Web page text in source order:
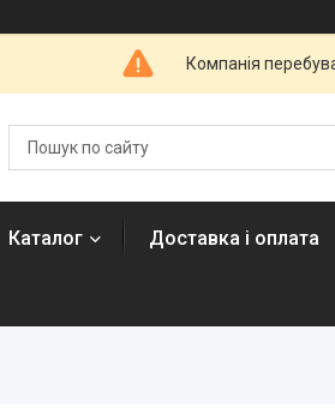
Компанія
Каталог Доставка і оплата